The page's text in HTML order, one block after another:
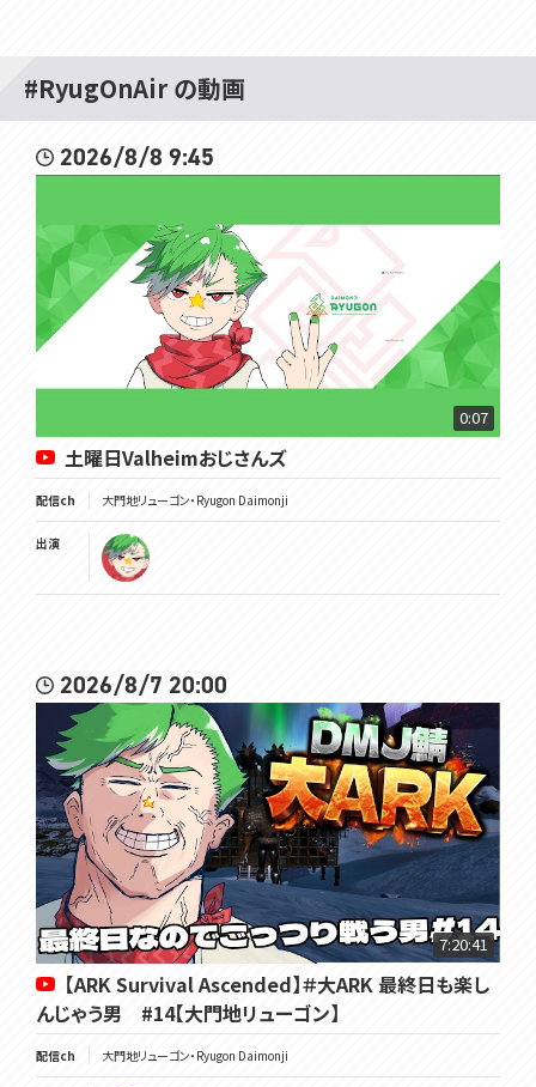
#RyugOnAir の動画
2026/8/8 9:45
0:07
土曜日Valheimおじさんズ
配信ch 大門地リューゴン・Ryugon Daimonji
出演
2026/8/7 20:00
7:20:41
【ARK Survival Ascended】＃大ARK 最終日も楽し
んじゃう男 #14【大門地リューゴン】
配信ch 大門地リューゴン・Ryugon Daimonji